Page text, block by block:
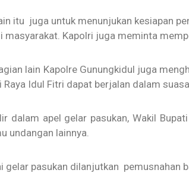
itu juga untuk menunjukan kesiapan
masyarakat. Kapolri juga meminta
lain Kapolre Gunungkidul juga
Raya Idul Fitri dapat berjalan dalam
dalam apel gelar pasukan, Wakil
undangan lainnya.
gelar pasukan dilanjutkan pemusnahan